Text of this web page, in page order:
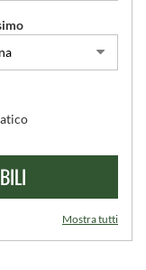
Mostra tutti